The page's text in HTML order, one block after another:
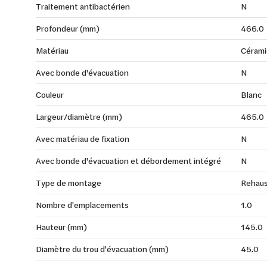
Traitement antibactérien
N
Profondeur (mm)
466.0
Matériau
Avec bonde d'évacuation
N
Couleur
Blanc
Largeur/diamètre (mm)
465.0
Avec matériau de fixation
N
Avec bonde d'évacuation et débordement intégré
N
Type de montage
Nombre d'emplacements
1.0
Hauteur (mm)
145.0
Diamètre du trou d'évacuation (mm)
45.0